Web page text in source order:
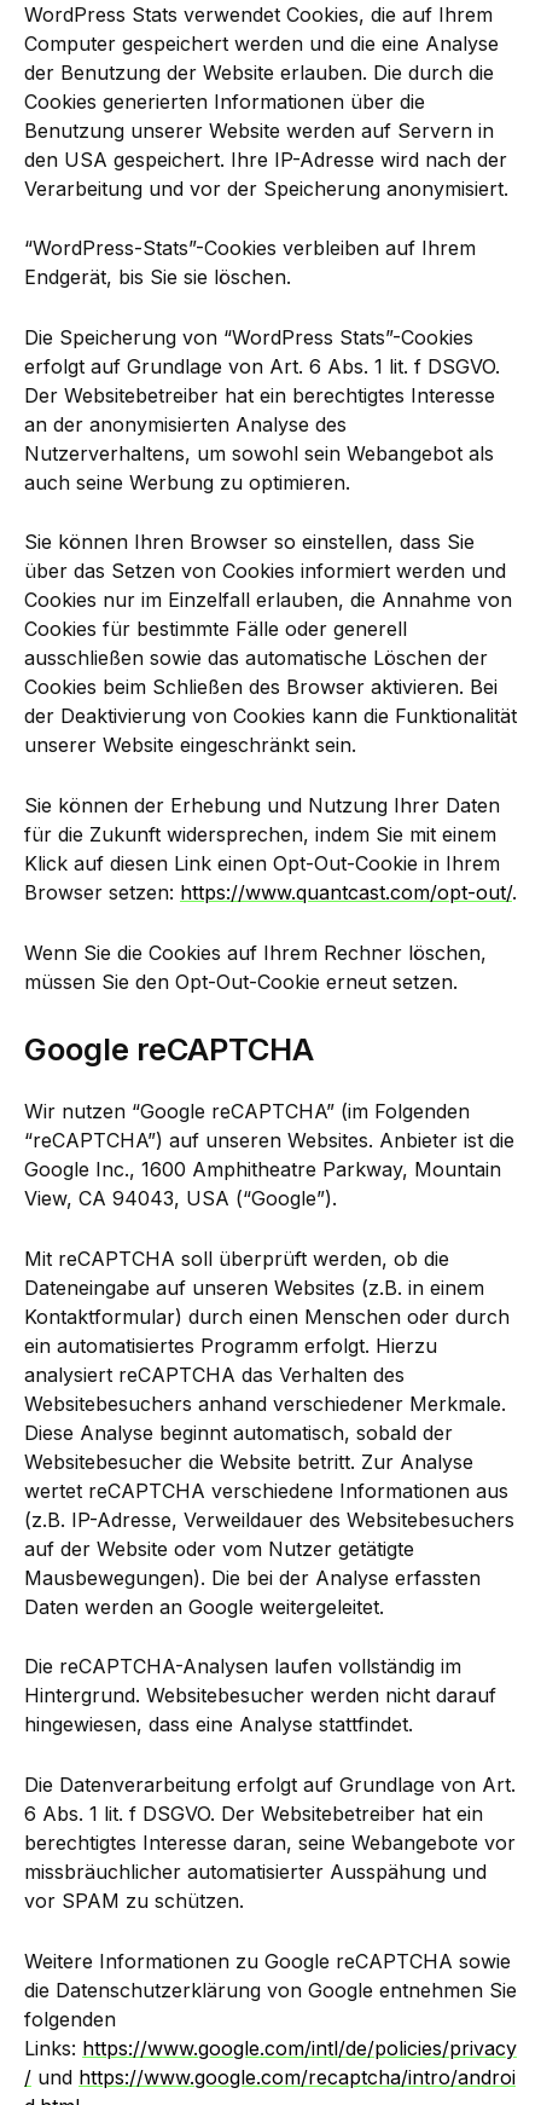
WordPress Stats verwendet Cookies, die auf Ihrem
Computer gespeichert werden und die eine Analyse
der Benutzung der Website erlauben. Die durch die
Cookies generierten Informationen über die
Benutzung unserer Website werden auf Servern in
den USA gespeichert. Ihre IP-Adresse wird nach der
Verarbeitung und vor der Speicherung anonymisiert.
“WordPress-Stats”-Cookies verbleiben auf Ihrem
Endgerät, bis Sie sie löschen.
Die Speicherung von “WordPress Stats”-Cookies
erfolgt auf Grundlage von Art. 6 Abs. 1 lit. f DSGVO.
Der Websitebetreiber hat ein berechtigtes Interesse
an der anonymisierten Analyse des
Nutzerverhaltens, um sowohl sein Webangebot als
auch seine Werbung zu optimieren.
Sie können Ihren Browser so einstellen, dass Sie
über das Setzen von Cookies informiert werden und
Cookies nur im Einzelfall erlauben, die Annahme von
Cookies für bestimmte Fälle oder generell
ausschließen sowie das automatische Löschen der
Cookies beim Schließen des Browser aktivieren. Bei
der Deaktivierung von Cookies kann die Funktionalität
unserer Website eingeschränkt sein.
Sie können der Erhebung und Nutzung Ihrer Daten
für die Zukunft widersprechen, indem Sie mit einem
Klick auf diesen Link einen Opt-Out-Cookie in Ihrem
Browser setzen: https://www.quantcast.com/opt-out/.
Wenn Sie die Cookies auf Ihrem Rechner löschen,
müssen Sie den Opt-Out-Cookie erneut setzen.
Google reCAPTCHA
Wir nutzen “Google reCAPTCHA” (im Folgenden
“reCAPTCHA”) auf unseren Websites. Anbieter ist die
Google Inc., 1600 Amphitheatre Parkway, Mountain
View, CA 94043, USA (“Google”).
Mit reCAPTCHA soll überprüft werden, ob die
Dateneingabe auf unseren Websites (z.B. in einem
Kontaktformular) durch einen Menschen oder durch
ein automatisiertes Programm erfolgt. Hierzu
analysiert reCAPTCHA das Verhalten des
Websitebesuchers anhand verschiedener Merkmale.
Diese Analyse beginnt automatisch, sobald der
Websitebesucher die Website betritt. Zur Analyse
wertet reCAPTCHA verschiedene Informationen aus
(z.B. IP-Adresse, Verweildauer des Websitebesuchers
auf der Website oder vom Nutzer getätigte
Mausbewegungen). Die bei der Analyse erfassten
Daten werden an Google weitergeleitet.
Die reCAPTCHA-Analysen laufen vollständig im
Hintergrund. Websitebesucher werden nicht darauf
hingewiesen, dass eine Analyse stattfindet.
Die Datenverarbeitung erfolgt auf Grundlage von Art.
6 Abs. 1 lit. f DSGVO. Der Websitebetreiber hat ein
berechtigtes Interesse daran, seine Webangebote vor
missbräuchlicher automatisierter Ausspähung und
vor SPAM zu schützen.
Weitere Informationen zu Google reCAPTCHA sowie
die Datenschutzerklärung von Google entnehmen Sie
folgenden
Links: https://www.google.com/intl/de/policies/privacy
/ und https://www.google.com/recaptcha/intro/androi